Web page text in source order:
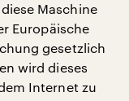
Maschine
Europäische
gesetzlich
wird dieses
Internet zu